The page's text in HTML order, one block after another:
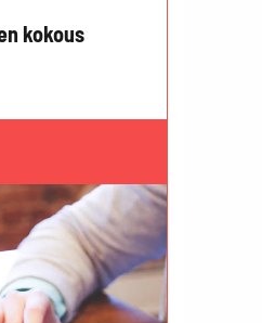
kokous